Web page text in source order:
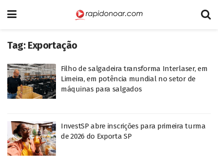
Tag: Exportação
Filho de salgadeira transforma Interlaser, em
Limeira, em potência mundial no setor de
máquinas para salgados
InvestSP abre inscrições para primeira turma
de 2026 do Exporta SP